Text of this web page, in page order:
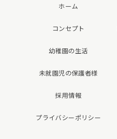
ホーム
コンセプト
幼稚園の生活
未就園児の保護者様
採用情報
プライバシーポリシー